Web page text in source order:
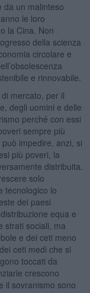
da un malinteso
le loro
la Cina. Non
della scienza
circolare e
e rinnovabile.
di mercato, per il
degli uomini e delle
perché con essi
sempre più
impedire, anzi, si
più poveri, la
distribuita.
solo
tecnologico lo
dei paesi
equa e
strati sociali, ma
e dei ceti meno
ceti medi che si
toccati da
crescono
il sovranismo sono